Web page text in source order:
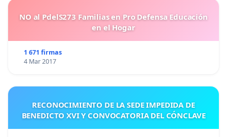
NO al PdelS273 Familias en Pro Defensa Educación
en el Hogar
1 671 firmas
4 Mar 2017
RECONOCIMIENTO DE LA SEDE IMPEDIDA DE
BENEDICTO XVI Y CONVOCATORIA DEL CÓNCLAVE